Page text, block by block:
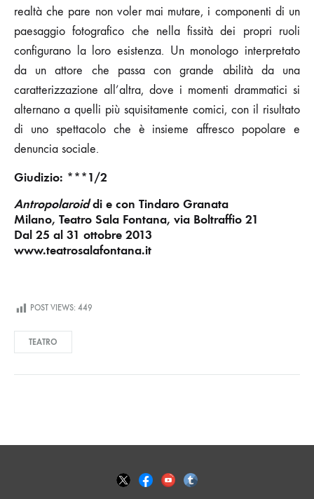
realtà che pare non voler mai mutare, i componenti di un
paesaggio fotografico che nella fissità dei propri ruoli
configurano la loro esistenza. Un monologo interpretato
da un attore che passa con grande abilità da una
caratterizzazione all’altra, dove i momenti drammatici si
alternano a quelli più squisitamente comici, con il risultato
di uno spettacolo che è insieme affresco popolare e
denuncia sociale.
Giudizio: ***1/2
Antropolaroiddi e con Tindaro Granata
Milano, Teatro Sala Fontana, via Boltraffio 21
Dal 25 al 31 ottobre 2013
www.teatrosalafontana.it
POST VIEWS: 449
TEATRO